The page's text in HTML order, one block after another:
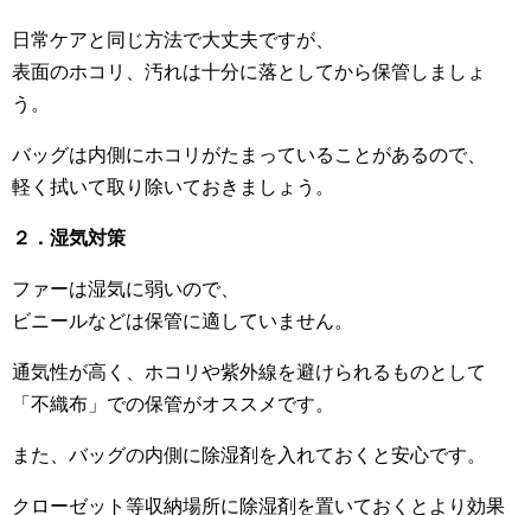
日常ケアと同じ方法で大丈夫ですが、
表面のホコリ、汚れは十分に落としてから保管しましょ
う。
バッグは内側にホコリがたまっていることがあるので、
軽く拭いて取り除いておきましょう。
２．湿気対策
ファーは湿気に弱いので、
ビニールなどは保管に適していません。
通気性が高く、ホコリや紫外線を避けられるものとして
「不織布」での保管がオススメです。
また、バッグの内側に除湿剤を入れておくと安心です。
クローゼット等収納場所に除湿剤を置いておくとより効果